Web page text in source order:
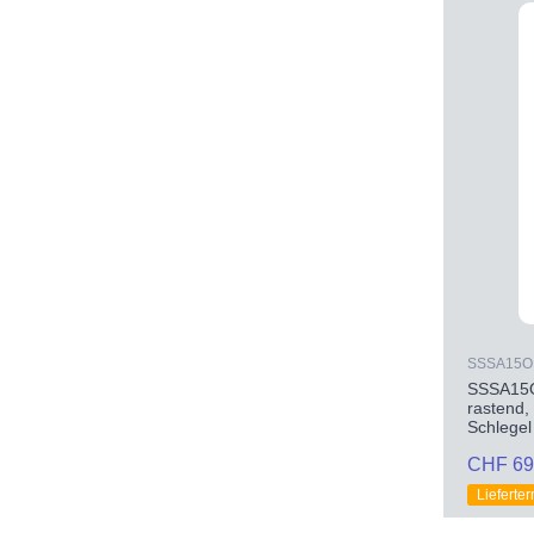
rastend,
Schlegel
CHF